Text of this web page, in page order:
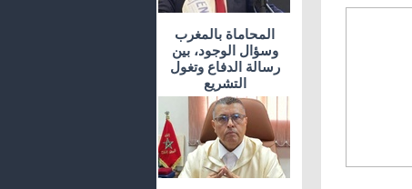
المحاماة بالمغرب
وسؤال الوجود، بين
رسالة الدفاع وتغول
التشريع